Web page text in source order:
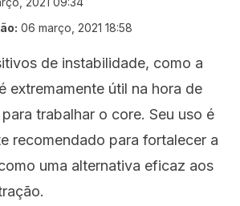
06 março, 2021 18:58
de instabilidade, como a
extremamente útil na hora de
trabalhar o core. Seu uso é
recomendado para fortalecer a
uma alternativa eficaz aos